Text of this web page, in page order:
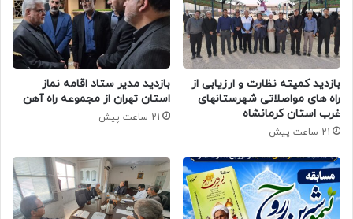
بازدید کمیته نظارت و ارزیابی از
راه های مواصلاتی شهرستانهای
غرب استان کرمانشاه
21 ساعت پیش
بازدید مدیر ستاد اقامه نماز
استان تهران از مجموعه راه آهن
21 ساعت پیش